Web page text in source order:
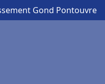
Gond Pontouvre